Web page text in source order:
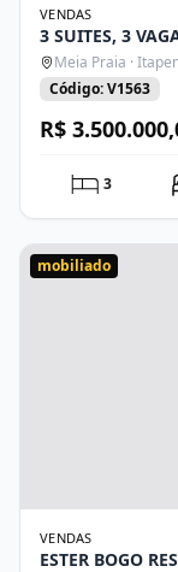
VENDAS
3 SUITES, 3
Meia Praia ·
Código: V1563
R$
3
mobiliado
VENDAS
ESTER BOGO